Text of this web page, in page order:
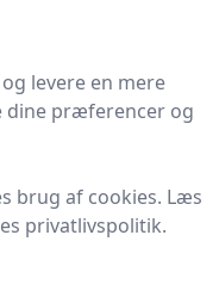
for
Vi
overveje. Vi
levere en mere
dine præferencer og
brug af cookies. Læs
privatlivspolitik.